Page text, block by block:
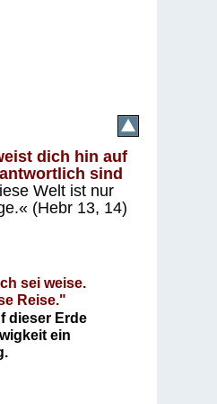
dich hin auf
sind
Welt ist nur
(Hebr 13, 14)
sei weise.
Reise."
dieser Erde
ein